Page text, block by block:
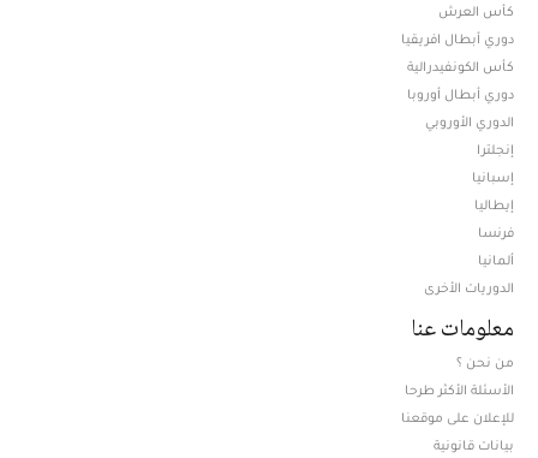
كأس العرش
دوري أبطال افريقيا
كأس الكونفيدرالية
دوري أبطال أوروبا
الدوري الأوروبي
إنجلترا
إسبانيا
إيطاليا
فرنسا
ألمانيا
الدوريات الأخرى
معلومات عنا
من نحن ؟
الأسئلة الأكثر طرحا
للإعلان على موقعنا
بيانات قانونية